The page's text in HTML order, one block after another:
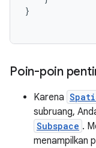
}
Poin-poin
Karena
subruang,
Subspace .
menampilkan